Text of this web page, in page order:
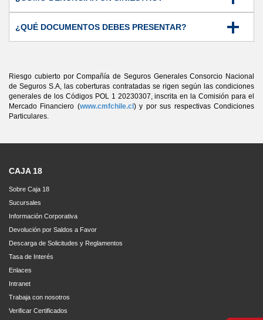
¿QUÉ DOCUMENTOS DEBES PRESENTAR?
Fuerzas Armadas y de Orden, copia legalizada del Decreto o
Resolución del organismo que corresponda en el que se pone
término a la relación laboral.
Riesgo cubierto por Compañía de Seguros Generales Consorcio Nacional
de Seguros S.A, las coberturas contratadas se rigen según las condiciones
generales de los Códigos POL 1 20230307, inscrita en la Comisión para el
Mercado Financiero (www.cmfchile.cl ) y por sus respectivas Condiciones
Particulares.
CAJA 18
Sobre Caja 18
Sucursales
Información Corporativa
Devolución por Saldos a Favor
Descarga de Solicitudes y Reglamentos
Tasa de Interés
Enlaces
Intranet
Trabaja con nosotros
Verificar Certificados